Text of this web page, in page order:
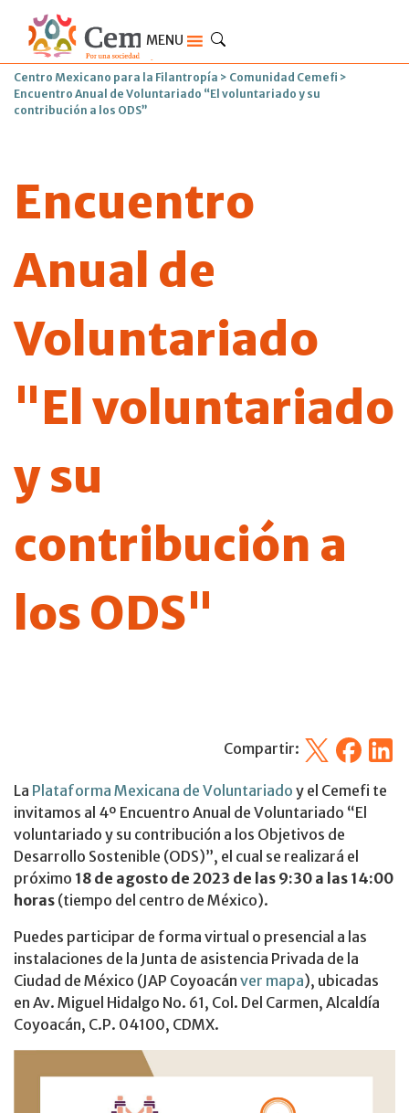
MENU
Centro Mexicano para la Filantropía > Comunidad Cemefi >
Encuentro Anual de Voluntariado “El voluntariado y su
contribución a los ODS”
Encuentro
Anual de
Voluntariado
"El voluntariado
y su
contribución a
los ODS"
Compartir: X Facebook
La Plataforma Mexicana de Voluntariado y el Cemefi te
invitamos al 4º Encuentro Anual de Voluntariado “El
voluntariado y su contribución a los Objetivos de
Desarrollo Sostenible (ODS)”, el cual se realizará el
próximo 18 de agosto de 2023 de las 9:30 a las 14:00
horas (tiempo del centro de México).
Puedes participar de forma virtual o presencial a las
instalaciones de la Junta de asistencia Privada de la
Ciudad de México (JAP Coyoacán ver mapa), ubicadas
en Av. Miguel Hidalgo No. 61, Col. Del Carmen, Alcaldía
Coyoacán, C.P. 04100, CDMX.